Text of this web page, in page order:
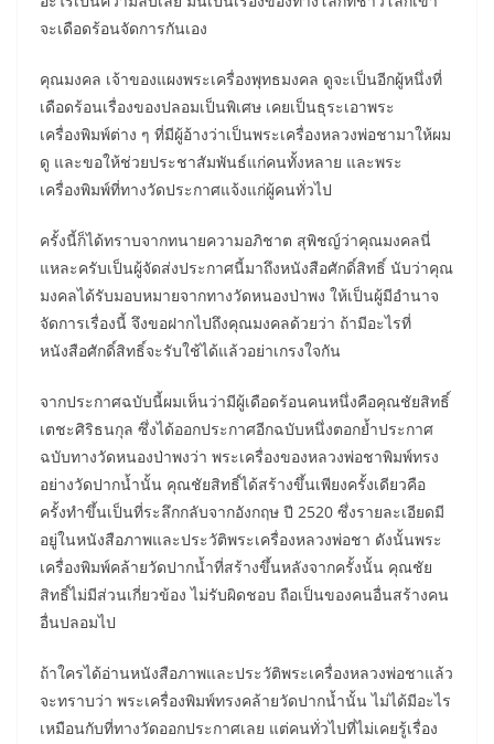
จะเดือดร้อนจัดการกันเอง
คุณมงคล เจ้าของแผงพระเครื่องพุทธมงคล ดูจะเป็นอีกผู้หนึ่งที่
เดือดร้อนเรื่องของปลอมเป็นพิเศษ เคยเป็นธุระเอาพระ
เครื่องพิมพ์ต่าง ๆ ที่มีผู้อ้างว่าเป็นพระเครื่องหลวงพ่อชามาให้ผม
ดู และขอให้ช่วยประชาสัมพันธ์แก่คนทั้งหลาย และพระ
เครื่องพิมพ์ที่ทางวัดประกาศแจ้งแก่ผู้คนทั่วไป
ครั้งนี้ก็ได้ทราบจากทนายความอภิชาต สุพิชญ์ว่าคุณมงคลนี่
แหละครับเป็นผู้จัดส่งประกาศนี้มาถึงหนังสือศักดิ์สิทธิ์ นับว่าคุณ
มงคลได้รับมอบหมายจากทางวัดหนองป่าพง ให้เป็นผู้มีอำนาจ
จัดการเรื่องนี้ จึงขอฝากไปถึงคุณมงคลด้วยว่า ถ้ามีอะไรที่
หนังสือศักดิ์สิทธิ์จะรับใช้ได้แล้วอย่าเกรงใจกัน
จากประกาศฉบับนี้ผมเห็นว่ามีผู้เดือดร้อนคนหนึ่งคือคุณชัยสิทธิ์
เตชะศิริธนกุล ซึ่งได้ออกประกาศอีกฉบับหนึ่งตอกย้ำประกาศ
ฉบับทางวัดหนองป่าพงว่า พระเครื่องของหลวงพ่อชาพิมพ์ทรง
อย่างวัดปากน้ำนั้น คุณชัยสิทธิ์ได้สร้างขึ้นเพียงครั้งเดียวคือ
ครั้งทำขึ้นเป็นที่ระลึกกลับจากอังกฤษ ปี 2520 ซึ่งรายละเอียดมี
อยู่ในหนังสือภาพและประวัติพระเครื่องหลวงพ่อชา ดังนั้นพระ
เครื่องพิมพ์คล้ายวัดปากน้ำที่สร้างขึ้นหลังจากครั้งนั้น คุณชัย
สิทธิ์ไม่มีส่วนเกี่ยวข้อง ไม่รับผิดชอบ ถือเป็นของคนอื่นสร้างคน
อื่นปลอมไป
ถ้าใครได้อ่านหนังสือภาพและประวัติพระเครื่องหลวงพ่อชาแล้ว
จะทราบว่า พระเครื่องพิมพ์ทรงคล้ายวัดปากน้ำนั้น ไม่ได้มีอะไร
เหมือนกับที่ทางวัดออกประกาศเลย แต่คนทั่วไปที่ไม่เคยรู้เรื่อง